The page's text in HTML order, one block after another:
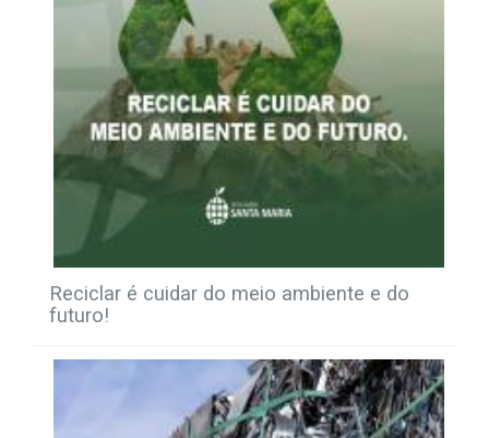
Reciclar é cuidar do meio ambiente e do
futuro!